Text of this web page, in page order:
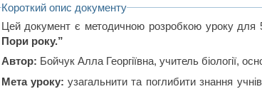
Короткий опис документу
Цей документ є методичною розробкою уроку для
Пори року.”
Автор: Бойчук Алла Георгіївна, учитель біології,
Мета уроку: узагальнити та поглибити знання